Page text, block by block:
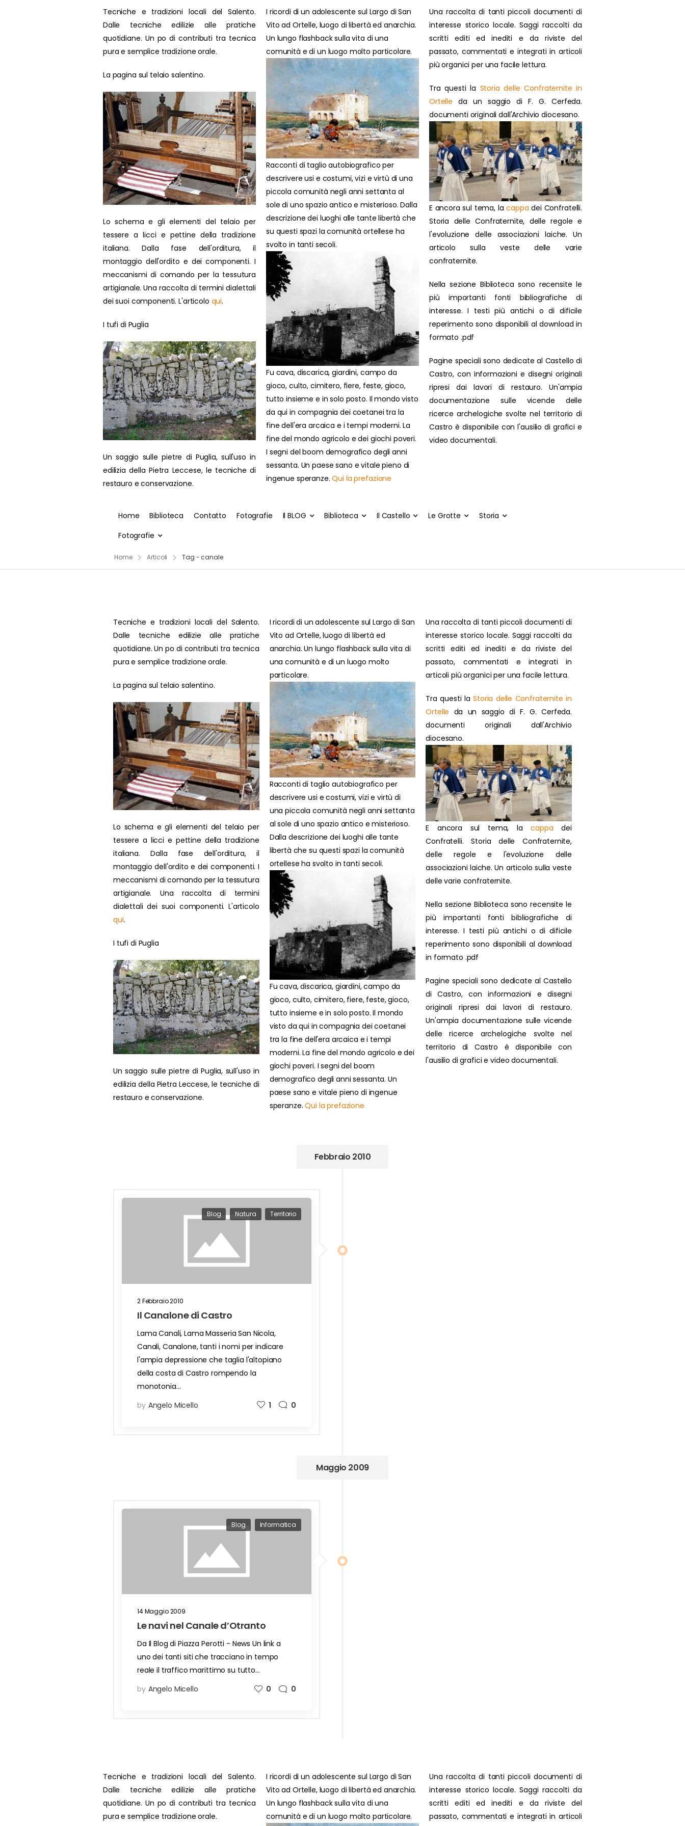
Tecniche e tradizioni locali del Salento.
Dalle tecniche edilizie alle pratiche
quotidiane. Un po di contributi tra tecnica
pura e semplice tradizione orale.
La pagina sul telaio salentino.
Lo schema e gli elementi del telaio per
tessere a licci e pettine della tradizione
italiana. Dalla fase dell'orditura, il
montaggio dell'ordito e dei componenti. I
meccanismi di comando per la tessutura
artigianale. Una raccolta di termini dialettali
dei suoi componenti. L'articolo qui.
I tufi di Puglia
Un saggio sulle pietre di Puglia, sull'uso in
edilizia della Pietra Leccese, le tecniche di
restauro e conservazione.
I ricordi di un adolescente sul Largo di San
Vito ad Ortelle, luogo di libertà ed anarchia.
Un lungo flashback sulla vita di una
comunità e di un luogo molto particolare.
Racconti di taglio autobiografico per
descrivere usi e costumi, vizi e virtù di una
piccola comunità negli anni settanta al
sole di uno spazio antico e misterioso. Dalla
descrizione dei luoghi alle tante libertà che
su questi spazi la comunità ortellese ha
svolto in tanti secoli.
Fu cava, discarica, giardini, campo da
gioco, culto, cimitero, fiere, feste, gioco,
tutto insieme e in solo posto. Il mondo visto
da qui in compagnia dei coetanei tra la
fine dell'era arcaica e i tempi moderni. La
fine del mondo agricolo e dei giochi poveri.
I segni del boom demografico degli anni
sessanta. Un paese sano e vitale pieno di
ingenue speranze.Qui la prefazione
Una raccolta di tanti piccoli documenti di
interesse storico locale. Saggi raccolti da
scritti editi ed inediti e da riviste del
passato, commentati e integrati in articoli
più organici per una facile lettura.
Tra questi la Storia delle Confraternite in
Ortelle da un saggio di F. G. Cerfeda.
documenti originali dall'Archivio diocesano.
E ancora sul tema, lacappa dei Confratelli.
Storia delle Confraternite, delle regole e
l'evoluzione delle associazioni laiche. Un
articolo sulla veste delle varie
confraternite.
Nella sezione Biblioteca sono recensite le
più importanti fonti bibliografiche di
interesse. I testi più antichi o di dificile
reperimento sono disponibili al download in
formato .pdf
Pagine speciali sono dedicate al Castello di
Castro, con informazioni e disegni originali
ripresi dai lavori di restauro. Un'ampia
documentazione sulle vicende delle
ricerce archelogiche svolte nel territorio di
Castro è disponibile con l'ausilio di grafici e
video documentali.
Home Biblioteca Contatto Fotografie Il BLOG Biblioteca Il Castello Le Grotte
Storia
Fotografie
Home Articoli Tag - canale
Tecniche e tradizioni locali del Salento.
Dalle tecniche edilizie alle pratiche
quotidiane. Un po di contributi tra tecnica
pura e semplice tradizione orale.
La pagina sul telaio salentino.
Lo schema e gli elementi del telaio per
tessere a licci e pettine della tradizione
italiana. Dalla fase dell'orditura, il
montaggio dell'ordito e dei componenti. I
meccanismi di comando per la tessutura
artigianale. Una raccolta di termini
dialettali dei suoi componenti. L'articolo
qui.
I tufi di Puglia
Un saggio sulle pietre di Puglia, sull'uso in
edilizia della Pietra Leccese, le tecniche di
restauro e conservazione.
I ricordi di un adolescente sul Largo di San
Vito ad Ortelle, luogo di libertà ed
anarchia. Un lungo flashback sulla vita di
una comunità e di un luogo molto
particolare.
Racconti di taglio autobiografico per
descrivere usi e costumi, vizi e virtù di
una piccola comunità negli anni settanta
al sole di uno spazio antico e misterioso.
Dalla descrizione dei luoghi alle tante
libertà che su questi spazi la comunità
ortellese ha svolto in tanti secoli.
Fu cava, discarica, giardini, campo da
gioco, culto, cimitero, fiere, feste, gioco,
tutto insieme e in solo posto. Il mondo
visto da qui in compagnia dei coetanei
tra la fine dell'era arcaica e i tempi
moderni. La fine del mondo agricolo e dei
giochi poveri. I segni del boom
demografico degli anni sessanta. Un
paese sano e vitale pieno di ingenue
speranze.Qui la prefazione
Una raccolta di tanti piccoli documenti di
interesse storico locale. Saggi raccolti da
scritti editi ed inediti e da riviste del
passato, commentati e integrati in
articoli più organici per una facile lettura.
Tra questi laStoria delle Confraternite in
Ortelle da un saggio di F. G. Cerfeda.
documenti originali dall'Archivio
diocesano.
E ancora sul tema, lacappa dei
Confratelli. Storia delle Confraternite,
delle regole e l'evoluzione delle
associazioni laiche. Un articolo sulla veste
delle varie confraternite.
Nella sezione Biblioteca sono recensite le
più importanti fonti bibliografiche di
interesse. I testi più antichi o di dificile
reperimento sono disponibili al download
in formato .pdf
Pagine speciali sono dedicate al Castello
di Castro, con informazioni e disegni
originali ripresi dai lavori di restauro.
Un'ampia documentazione sulle vicende
delle ricerce archelogiche svolte nel
territorio di Castro è disponibile con
l'ausilio di grafici e video documentali.
Febbraio 2010
2 Febbraio 2010
Blog Natura Territorio
Il Canalone di Castro
Lama Canali, Lama Masseria San Nicola,
Canali, Canalone, tanti i nomi per indicare
l'ampia depressione che taglia l'altopiano
della costa di Castro rompendo la
monotonia…
by Angelo Micello 1 0
Maggio 2009
14 Maggio 2009
Blog Informatica
Le navi nel Canale d’Otranto
Da Il Blog di Piazza Perotti - News Un link a
uno dei tanti siti che tracciano in tempo
reale il traffico marittimo su tutto…
by Angelo Micello 0 0
Tecniche e tradizioni locali del Salento.
Dalle tecniche edilizie alle pratiche
quotidiane. Un po di contributi tra tecnica
pura e semplice tradizione orale.
I ricordi di un adolescente sul Largo di San
Vito ad Ortelle, luogo di libertà ed anarchia.
Un lungo flashback sulla vita di una
comunità e di un luogo molto particolare.
Una raccolta di tanti piccoli documenti di
interesse storico locale. Saggi raccolti da
scritti editi ed inediti e da riviste del
passato, commentati e integrati in articoli